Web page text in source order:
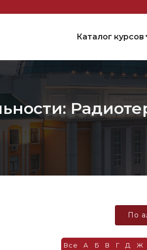
Каталог курсов
По
Все А Б В Г Д Ж